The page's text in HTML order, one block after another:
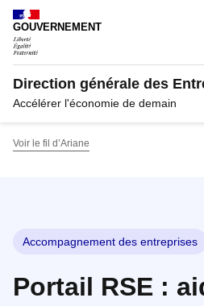
Panneau de gestion des cookies
GOUVERNEMENT
Direction générale des
Accélérer l'économie de demain
Voir le fil d’Ariane
Accompagnement des entreprises
Portail RSE :